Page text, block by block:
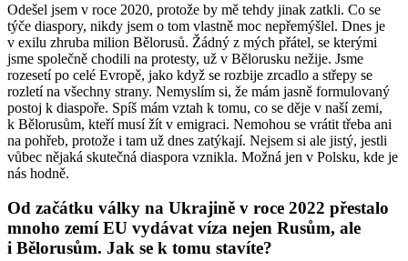
Odešel jsem v roce 2020, protože by mě tehdy jinak zatkli. Co se
týče diaspory, nikdy jsem o tom vlastně moc nepřemýšlel. Dnes je
v exilu zhruba milion Bělorusů. Žádný z mých přátel, se kterými
jsme společně chodili na protesty, už v Bělorusku nežije. Jsme
rozesetí po celé Evropě, jako když se rozbije zrcadlo a střepy se
rozletí na všechny strany. Nemyslím si, že mám jasně formulovaný
postoj k diaspoře. Spíš mám vztah k tomu, co se děje v naší zemi,
k Bělorusům, kteří musí žít v emigraci. Nemohou se vrátit třeba ani
na pohřeb, protože i tam už dnes zatýkají. Nejsem si ale jistý, jestli
vůbec nějaká skutečná diaspora vznikla. Možná jen v Polsku, kde je
nás hodně.
Od začátku války na Ukrajině v roce 2022 přestalo
mnoho zemí EU vydávat víza nejen Rusům, ale
i Bělorusům. Jak se k tomu stavíte?